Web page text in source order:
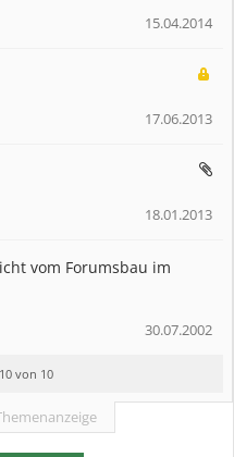
15.04.2014
17.06.2013
18.01.2013
vom Forumsbau im
30.07.2002
von 10